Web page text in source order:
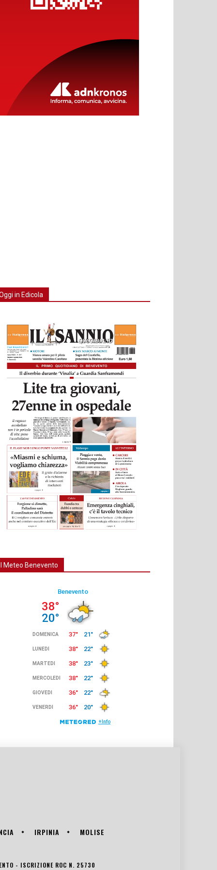
in Edicola
Meteo Benevento
IRPINIA MOLISE
- ISCRIZIONE ROC N. 25730